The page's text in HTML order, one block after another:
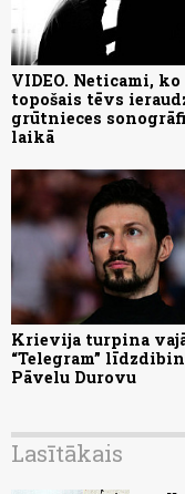
VIDEO. Neticami, ko
topošais tēvs
grūtnieces
laikā
Krievija turpina
“Telegram”
Pāvelu Durovu
Lasītākais